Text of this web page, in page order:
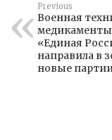
Previous
Военная
«Единая
направила в
новые